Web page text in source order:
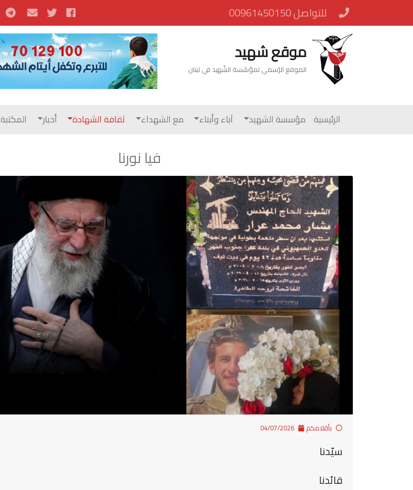
للتواصل 00961450150
موقع شهيد
الموقع الرّسمي لمؤسّسة الشّهيد في لبنان
الرئيسية مؤسسة الشهيد آباء وأبناء مع الشهداء ثقافة الشهادة أخبار المكتبة
فيا نورنا
بأقلامكم
سيّدنا
قائدنا